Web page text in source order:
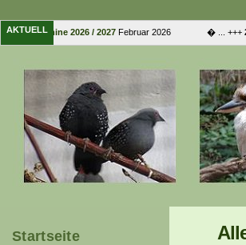
AKTUELL
-Termine 2026 / 2027 Februar 2026 � ... +++ 29.
Startseite